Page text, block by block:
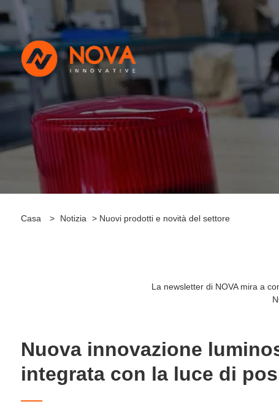
Casa > Notizia > Nuovi prodotti e novità del settore
La newsletter di NOVA mira a
Nuova innovazione
integrata con la luce di